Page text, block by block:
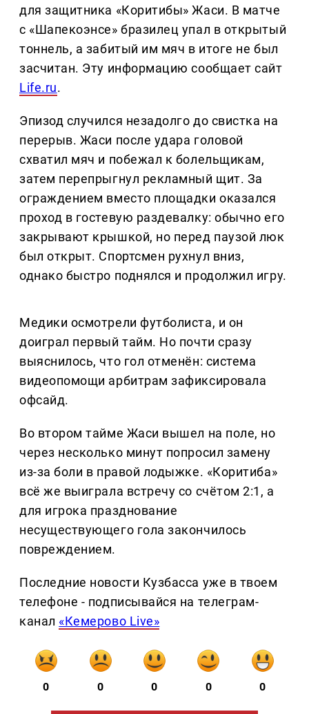
для защитника «Коритибы» Жаси. В матче
с «Шапекоэнсе» бразилец упал в открытый
тоннель, а забитый им мяч в итоге не был
засчитан. Эту информацию сообщает сайт
Life.ru.
Эпизод случился незадолго до свистка на
перерыв. Жаси после удара головой
схватил мяч и побежал к болельщикам,
затем перепрыгнул рекламный щит. За
ограждением вместо площадки оказался
проход в гостевую раздевалку: обычно его
закрывают крышкой, но перед паузой люк
был открыт. Спортсмен рухнул вниз,
однако быстро поднялся и продолжил игру.
Медики осмотрели футболиста, и он
доиграл первый тайм. Но почти сразу
выяснилось, что гол отменён: система
видеопомощи арбитрам зафиксировала
офсайд.
Во втором тайме Жаси вышел на поле, но
через несколько минут попросил замену
из-за боли в правой лодыжке. «Коритиба»
всё же выиграла встречу со счётом 2:1, а
для игрока празднование
несуществующего гола закончилось
повреждением.
Последние новости Кузбасса уже в твоем
телефоне - подписывайся на телеграм-
канал «Кемерово Live»
0 0 0 0 0